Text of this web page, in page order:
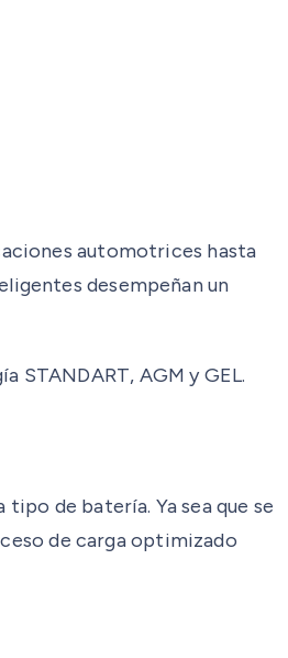
automotrices hasta
desempeñan un
STANDART, AGM y GEL.
de batería. Ya sea que se
de carga optimizado